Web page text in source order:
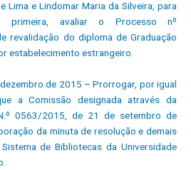
Lima e Lindomar Maria da Silveira, para
primeira, avaliar o Processo nº
revalidação do diploma de Graduação
estabelecimento estrangeiro.
de 2015 – Prorrogar, por igual
a Comissão designada através da
N.º 0563/2015, de 21 de setembro de
da minuta de resolução e demais
de Bibliotecas da Universidade